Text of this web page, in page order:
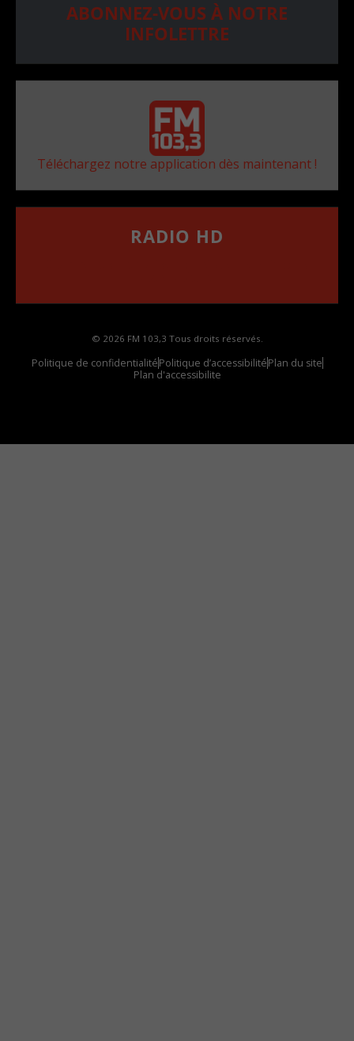
ABONNEZ-VOUS À NOTRE
INFOLETTRE
Téléchargez notre application dès maintenant !
RADIO HD
© 2026 FM 103,3 Tous droits réservés.
Politique de confidentialitéPolitique d’accessibilitéPlan du site
Plan d'accessibilite